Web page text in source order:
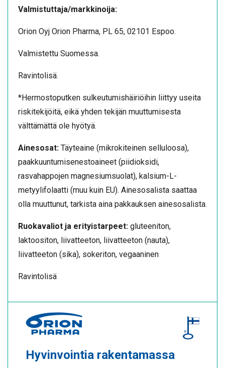
Valmistuttaja/markkinoija:
Orion Oyj Orion Pharma, PL 65, 02101 Espoo.
Valmistettu Suomessa.
Ravintolisä.
*Hermostoputken sulkeutumishäiriöihin liittyy useita
riskitekijöitä, eikä yhden tekijän muuttumisesta
välttämättä ole hyötyä.
Ainesosat: Täyteaine (mikrokiteinen selluloosa),
paakkuuntumisenestoaineet (piidioksidi,
rasvahappojen magnesiumsuolat), kalsium-L-
metyylifolaatti (muu kuin EU). Ainesosalista saattaa
olla muuttunut, tarkista aina pakkauksen ainesosalista.
Ruokavaliot ja erityistarpeet: gluteeniton,
laktoositon, liivatteeton, liivatteeton (nauta),
liivatteeton (sika), sokeriton, vegaaninen
Ravintolisä
Hyvinvointia rakentamassa